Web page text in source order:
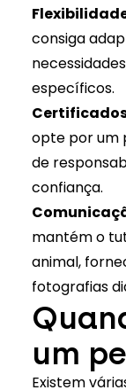
consiga
específicos.
opte por um
de
confiança.
mantém o
animal,
fotografias
um
Existem